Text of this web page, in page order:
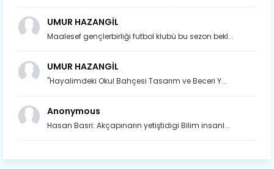
UMUR HAZANGİL
Maalesef gençlerbirliği futbol klubü bu sezon bekl...
UMUR HAZANGİL
"Hayalimdeki Okul Bahçesi Tasarım ve Beceri Y...
Anonymous
Hasan Basri: Akçapınarın yetiştidigi Bilim insanl...
Son yıllarda orda yok artık ağlayan,